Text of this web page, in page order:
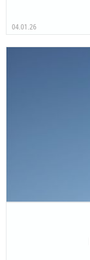
04.01.26